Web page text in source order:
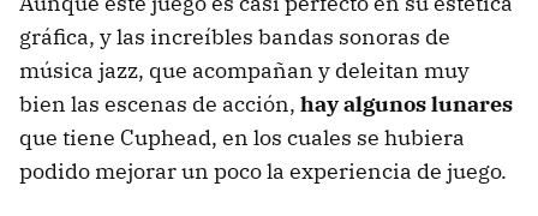
gráfica, y las increíbles bandas sonoras de
música jazz, que acompañan y deleitan muy
bien las escenas de acción, hay algunos lunares
que tiene Cuphead, en los cuales se hubiera
podido mejorar un poco la experiencia de juego.